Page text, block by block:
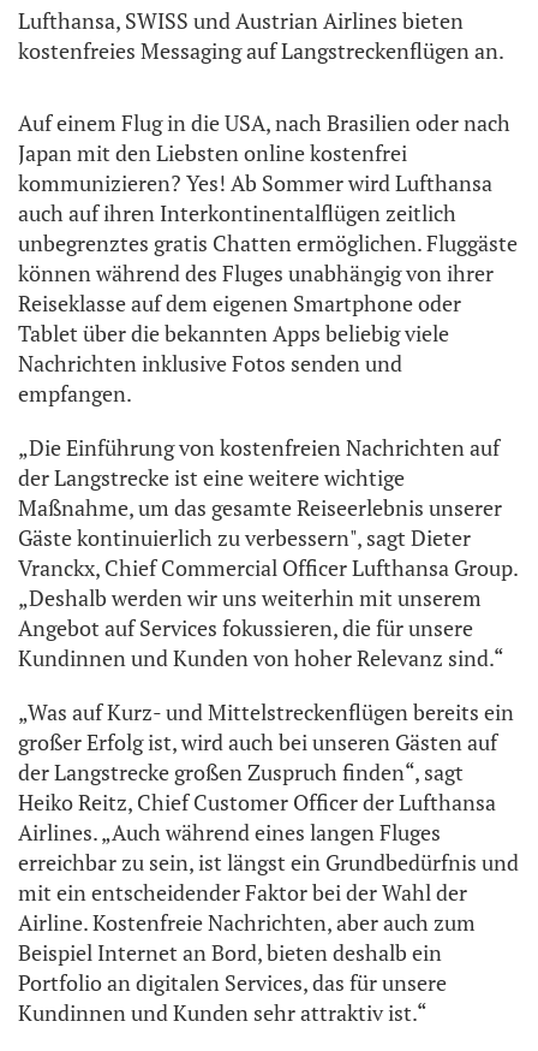
Lufthansa, SWISS und Austrian Airlines bieten
kostenfreies Messaging auf Langstreckenflügen an.
Auf einem Flug in die USA, nach Brasilien oder nach
Japan mit den Liebsten online kostenfrei
kommunizieren? Yes! Ab Sommer wird Lufthansa
auch auf ihren Interkontinentalflügen zeitlich
unbegrenztes gratis Chatten ermöglichen. Fluggäste
können während des Fluges unabhängig von ihrer
Reiseklasse auf dem eigenen Smartphone oder
Tablet über die bekannten Apps beliebig viele
Nachrichten inklusive Fotos senden und
empfangen.
„Die Einführung von kostenfreien Nachrichten auf
der Langstrecke ist eine weitere wichtige
Maßnahme, um das gesamte Reiseerlebnis unserer
Gäste kontinuierlich zu verbessern", sagt Dieter
Vranckx, Chief Commercial Officer Lufthansa Group.
„Deshalb werden wir uns weiterhin mit unserem
Angebot auf Services fokussieren, die für unsere
Kundinnen und Kunden von hoher Relevanz sind.“
„Was auf Kurz- und Mittelstreckenflügen bereits ein
großer Erfolg ist, wird auch bei unseren Gästen auf
der Langstrecke großen Zuspruch finden“, sagt
Heiko Reitz, Chief Customer Officer der Lufthansa
Airlines. „Auch während eines langen Fluges
erreichbar zu sein, ist längst ein Grundbedürfnis und
mit ein entscheidender Faktor bei der Wahl der
Airline. Kostenfreie Nachrichten, aber auch zum
Beispiel Internet an Bord, bieten deshalb ein
Portfolio an digitalen Services, das für unsere
Kundinnen und Kunden sehr attraktiv ist.“